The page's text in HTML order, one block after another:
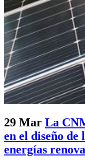
29 Mar La
en el diseño de
energías